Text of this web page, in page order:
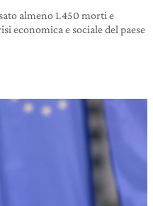
almeno 1.450 morti e
economica e sociale del paese